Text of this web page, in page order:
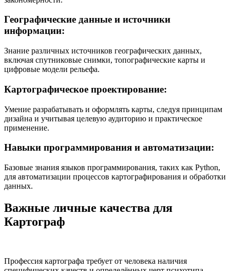
Географические данные и источники
информации:
Знание различных источников географических данных,
включая спутниковые снимки, топографические карты и
цифровые модели рельефа.
Картографическое проектирование:
Умение разрабатывать и оформлять карты, следуя принципам
дизайна и учитывая целевую аудиторию и практическое
применение.
Навыки программирования и автоматизации:
Базовые знания языков программирования, таких как Python,
для автоматизации процессов картографирования и обработки
данных.
Важные личные качества для
Картограф
Профессия картографа требует от человека наличия